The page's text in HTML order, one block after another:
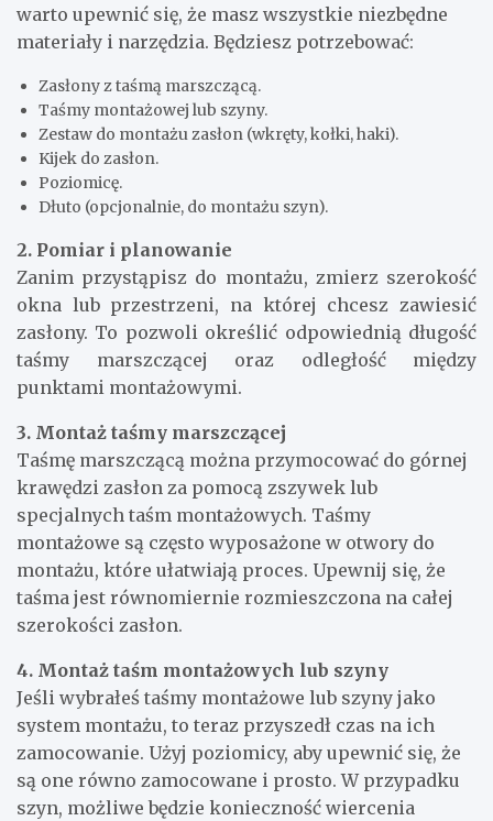
warto upewnić się, że masz wszystkie niezbędne
materiały i narzędzia. Będziesz potrzebować:
Zasłony z taśmą marszczącą.
Taśmy montażowej lub szyny.
Zestaw do montażu zasłon (wkręty, kołki, haki).
Kijek do zasłon.
Poziomicę.
Dłuto (opcjonalnie, do montażu szyn).
2. Pomiar i planowanie
Zanim przystąpisz do montażu, zmierz szerokość
okna lub przestrzeni, na której chcesz zawiesić
zasłony. To pozwoli określić odpowiednią długość
taśmy marszczącej oraz odległość między
punktami montażowymi.
3. Montaż taśmy marszczącej
Taśmę marszczącą można przymocować do górnej
krawędzi zasłon za pomocą zszywek lub
specjalnych taśm montażowych. Taśmy
montażowe są często wyposażone w otwory do
montażu, które ułatwiają proces. Upewnij się, że
taśma jest równomiernie rozmieszczona na całej
szerokości zasłon.
4. Montaż taśm montażowych lub szyny
Jeśli wybrałeś taśmy montażowe lub szyny jako
system montażu, to teraz przyszedł czas na ich
zamocowanie. Użyj poziomicy, aby upewnić się, że
są one równo zamocowane i prosto. W przypadku
szyn, możliwe będzie konieczność wiercenia